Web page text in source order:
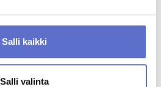
Salli kaikki
Salli valinta